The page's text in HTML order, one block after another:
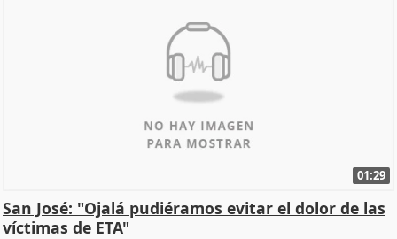
01:29
San José: "Ojalá pudiéramos evitar el dolor de las
víctimas de ETA"